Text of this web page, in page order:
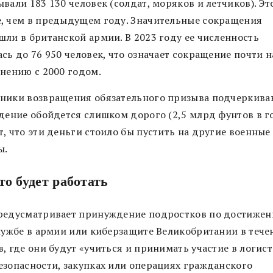
183 130 человек (солдат, моряков и летчиков).
чем в предыдущем году. Значительные сокращения
в британской армии. В 2023 году ее численность
до 76 950 человек, что означает сокращение почти
с 2000 годом.
возвращения обязательного призыва
обойдется слишком дорого (2,5 млрд фунтов в
что эти деньги стоило бы пустить на другие военные
будет работать
принуждение подростков по
в армии или киберзащите Великобритании в
где они будут «учиться и принимать участие в
закупках или операциях гражданского